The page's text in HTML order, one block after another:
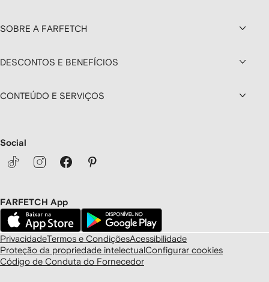
SOBRE A FARFETCH
DESCONTOS E BENEFÍCIOS
CONTEÚDO E SERVIÇOS
Social
FARFETCH App
PrivacidadeTermos e CondiçõesAcessibilidade
Proteção da propriedade intelectualConfigurar cookies
Código de Conduta do Fornecedor